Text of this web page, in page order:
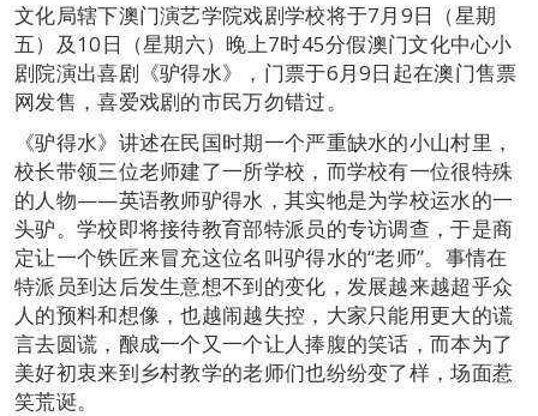
文化局辖下澳门演艺学院戏剧学校将于7月9日（星期
五）及10日（星期六）晚上7时45分假澳门文化中心小
剧院演出喜剧《驴得水》，门票于6月9日起在澳门售票
网发售，喜爱戏剧的市民万勿错过。
《驴得水》讲述在民国时期一个严重缺水的小山村里，
校长带领三位老师建了一所学校，而学校有一位很特殊
的人物——英语教师驴得水，其实牠是为学校运水的一
头驴。学校即将接待教育部特派员的专访调查，于是商
定让一个铁匠来冒充这位名叫驴得水的“老师”。事情在
特派员到达后发生意想不到的变化，发展越来越超乎众
人的预料和想像，也越闹越失控，大家只能用更大的谎
言去圆谎，酿成一个又一个让人捧腹的笑话，而本为了
美好初衷来到乡村教学的老师们也纷纷变了样，场面惹
笑荒诞。